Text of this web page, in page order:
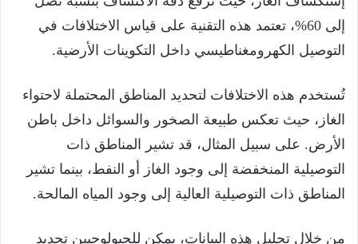
إلى 60%، تعتمد هذه التقنية على قياس الاختلافات في
التوصيل الكهرومغناطيسي داخل التكوينات الأرضية.
تُستخدم هذه الاختلافات لتحديد المناطق المحتملة لاحتواء
الغاز، حيث تعكس طبيعة الصخور والسوائل داخل باطن
الأرض. على سبيل المثال، قد تشير المناطق ذات
التوصيلية المنخفضة إلى وجود الغاز أو النفط، بينما تشير
المناطق ذات التوصيلية العالية إلى وجود المياه المالحة.
من خلال تحليل هذه البيانات، يمكن للجيولوجيين تحديد